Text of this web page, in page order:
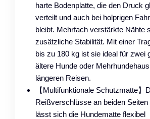
harte Bodenplatte, die den Druck
verteilt und auch bei holprigen
bleibt. Mehrfach verstärkte Nähte
zusätzliche Stabilität. Mit einer
bis zu 180 kg ist sie ideal für zwei
ältere Hunde oder
längeren Reisen.
【Multifunktionale Schutzmatte】
Reißverschlüsse an beiden
lässt sich die Hundematte flexibel